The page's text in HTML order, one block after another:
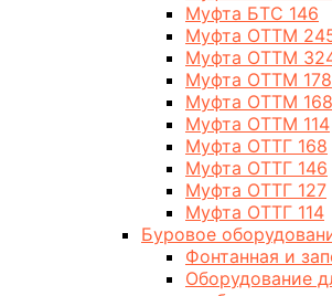
Муфта БТС 146
Муфта ОТТМ
Муфта ОТТМ
Муфта ОТТМ 178
Муфта ОТТМ 168
Муфта ОТТМ 114
Муфта ОТТГ 168
Муфта ОТТГ 146
Муфта ОТТГ 127
Муфта ОТТГ 114
Буровое
Фонтанная и
Оборудование